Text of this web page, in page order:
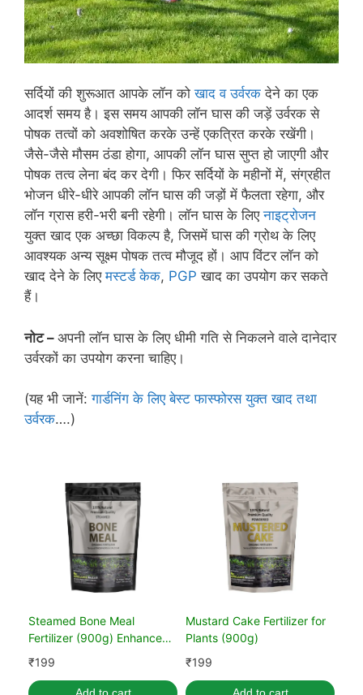
सर्दियों की शुरूआत आपके लॉन कोखाद व उर्वरक देने का एक
आदर्श समय है। इस समय आपकी लॉन घास की जड़ें उर्वरक से
पोषक तत्वों को अवशोषित करके उन्हें एकत्रित करके रखेंगी।
जैसे-जैसे मौसम ठंडा होगा, आपकी लॉन घास सुप्त हो जाएगी और
पोषक तत्व लेना बंद कर देगी। फिर सर्दियों के महीनों में, संग्रहीत
भोजन धीरे-धीरे आपकी लॉन घास की जड़ों में फैलता रहेगा, और
लॉन ग्रास हरी-भरी बनी रहेगी। लॉन घास के लिएनाइट्रोजन
युक्त खाद एक अच्छा विकल्प है, जिसमें घास की ग्रोथ के लिए
आवश्यक अन्य सूक्ष्म पोषक तत्व मौजूद हों। आप विंटर लॉन को
खाद देने के लिएमस्टर्ड केक, PGP खाद का उपयोग कर सकते
हैं।
नोट – अपनी लॉन घास के लिए धीमी गति से निकलने वाले दानेदार
उर्वरकों का उपयोग करना चाहिए।
(यह भी जानें:गार्डनिंग के लिए बेस्ट फास्फोरस युक्त खाद तथा
उर्वरक….)
Steamed Bone Meal
Fertilizer (900g) Enhance
Plant Health & Growth
₹199
Mustard Cake Fertilizer for
Plants (900g)
₹199